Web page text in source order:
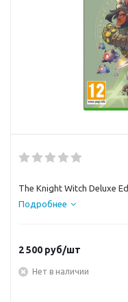
The Knight Witch Deluxe
Подробнее
2 500 руб/шт
Нет в наличии